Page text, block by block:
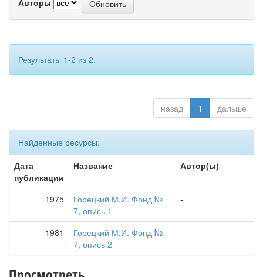
Результаты 1-2 из 2.
назад 1 дальше
Найденные ресурсы:
Дата
публикации
Название Автор(ы)
1975
Горецкий М.И. Фонд №
7, опись 1
-
1981
Горецкий М.И. Фонд №
7, опись 2
-